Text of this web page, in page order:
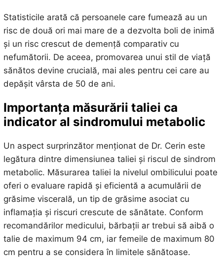
Statisticile arată că persoanele care fumează au un
risc de două ori mai mare de a dezvolta boli de inimă
și un risc crescut de demență comparativ cu
nefumătorii. De aceea, promovarea unui stil de viață
sănătos devine crucială, mai ales pentru cei care au
depășit vârsta de 50 de ani.
Importanța măsurării taliei ca
indicator al sindromului metabolic
Un aspect surprinzător menționat de Dr. Cerin este
legătura dintre dimensiunea taliei și riscul de sindrom
metabolic. Măsurarea taliei la nivelul ombilicului poate
oferi o evaluare rapidă și eficientă a acumulării de
grăsime viscerală, un tip de grăsime asociat cu
inflamația și riscuri crescute de sănătate. Conform
recomandărilor medicului, bărbații ar trebui să aibă o
talie de maximum 94 cm, iar femeile de maximum 80
cm pentru a se considera în limitele sănătoase.